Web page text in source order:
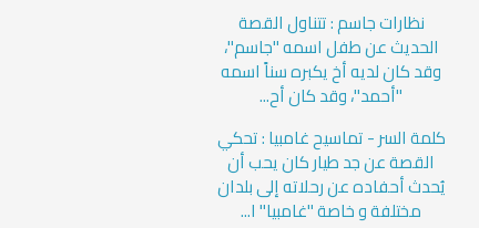
نظارات جاسم : تتناول القصة
الحديث عن طفل اسمه "جاسم"،
وقد كان لديه أخ يكبره سناً اسمه
"أحمد"، وقد كان أح...
كلمة السر - تماسيح غامبيا : تحكي
القصة عن جد طيار كان يحب أن
يُحدث أحفاده عن رحلاته إلى بلدان
مختلفة و خاصة "غامبيا" ا...